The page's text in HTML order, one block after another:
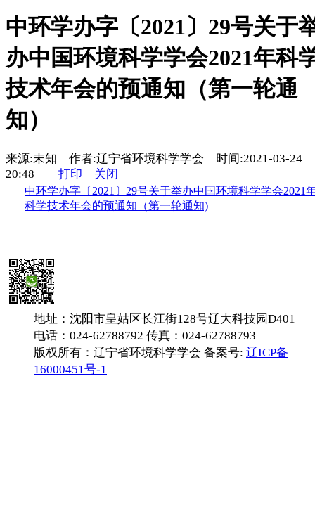
中环学办字〔2021〕29号关于
办中国环境科学学会2021年科
技术年会的预通知（第一轮通
知）
来源:未知 作者:辽宁省环境科学学会 时间:2021-03-24
20:48
打印 关闭
中环学办字〔2021〕29号关于举办中国环境科学学会2021
科学技术年会的预通知（第一轮通知)
地址：沈阳市皇姑区长江街128号辽大科技园D401
电话：024-62788792 传真：024-62788793
版权所有：辽宁省环境科学学会 备案号: 辽ICP备
16000451号-1